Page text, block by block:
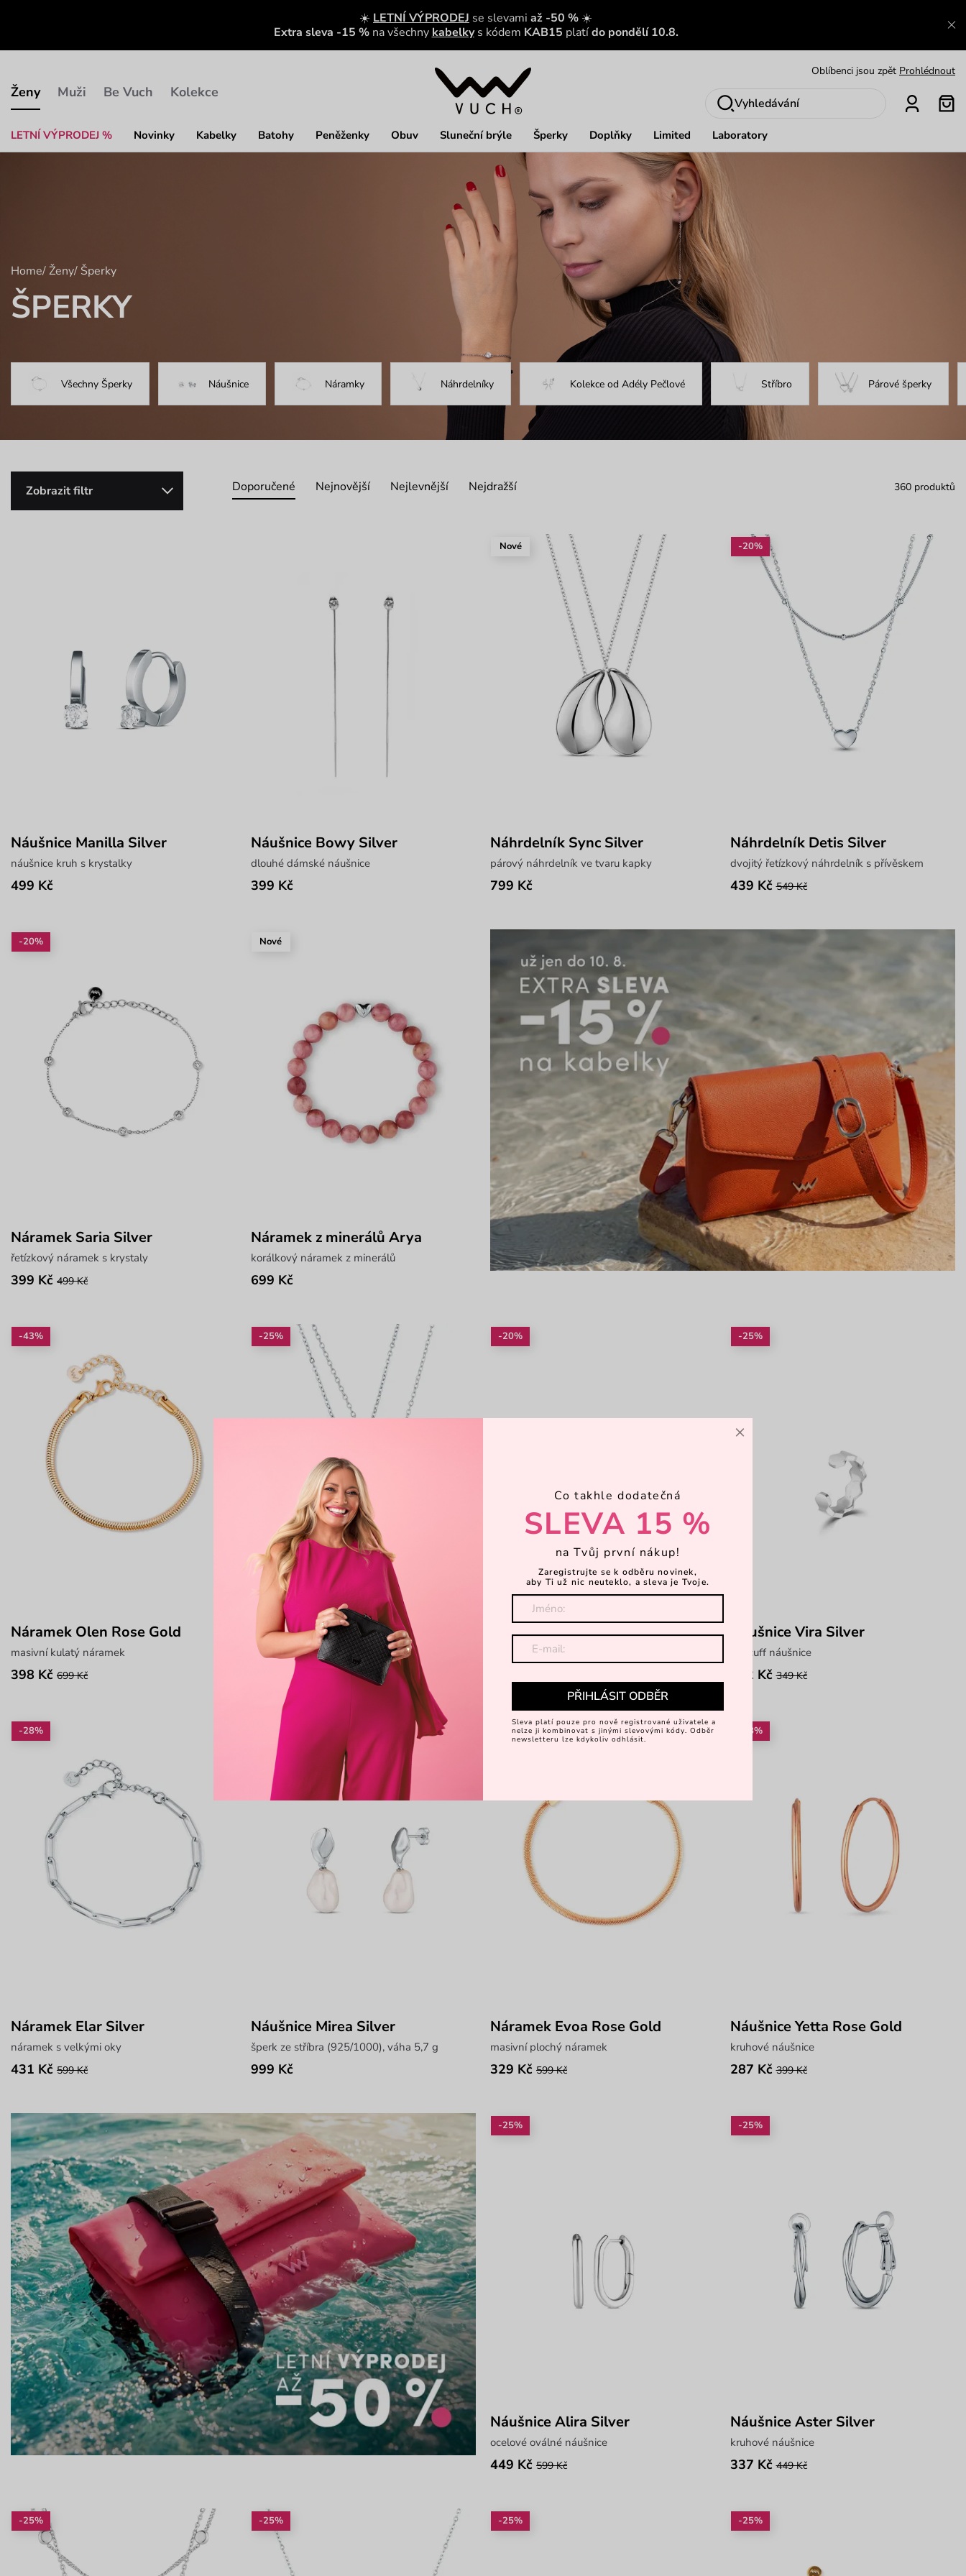
☀️ LETNÍ VÝPRODEJ se slevami až -50 % ☀️
Extra sleva -15 % na všechny kabelky s kódem KAB15 platído pondělí 10.8.
Ženy
LETNÍ VÝPRODEJ % Novinky Kabelky Batohy Peněženky Obuv Sluneční brýle Šperky Doplňky Limited Laboratory
Muži Be Vuch Kolekce
Oblíbenci jsou zpět Prohlédnout
Nech se inspirovat Ukázat
Vyhledávání
Home/Ženy/ Šperky
ŠPERKY
Všechny Šperky Náušnice Náramky Náhrdelníky Kolekce od Adély Pečlové Stříbro Párové šperky
Zobrazit filtr Doporučené Nejnovější Nejlevnější Nejdražší 360 produktů
Náušnice Manilla Silver
náušnice kruh s krystalky
499 Kč
Náušnice Bowy Silver
dlouhé dámské náušnice
399 Kč
Nové
Náhrdelník Sync Silver
párový náhrdelník ve tvaru kapky
799 Kč
-20%
Náhrdelník Detis Silver
dvojitý řetízkový náhrdelník s přívěskem
439 Kč 549 Kč
-20%
Náramek Saria Silver
řetízkový náramek s krystaly
399 Kč 499 Kč
Nové
Náramek z minerálů Arya
korálkový náramek z minerálů
699 Kč
-43%
Náramek Olen Rose Gold
masivní kulatý náramek
398 Kč 699 Kč
-25%
Náhrdelník Lunara Silver
párový náhrdelník s motivem měsíce
674 Kč
-20%
Náušnice Kista Silver
náušnice propletené kroužky
-25%
Náušnice Vira Silver
ear cuff náušnice
262 Kč 349 Kč
-28%
Náramek Elar Silver
náramek s velkými oky
431 Kč 599 Kč
Nové
Náušnice Mirea Silver
šperk ze stříbra (925/1000), váha 5,7 g
999 Kč
-45%
Náramek Evoa Rose Gold
masivní plochý náramek
329 Kč 599 Kč
-28%
Náušnice Yetta Rose Gold
kruhové náušnice
287 Kč 399 Kč
-25%
Náušnice Alira Silver
ocelové oválné náušnice
449 Kč 599 Kč
-25%
Náušnice Aster Silver
kruhové náušnice
337 Kč 449 Kč
-25% -25% -25% -25%
×
Co takhle dodatečná
SLEVA 15 %
na Tvůj první nákup!
Zaregistrujte se k odběru novinek,
aby Ti už nic neuteklo, a sleva je Tvoje.
PŘIHLÁSIT ODBĚR
Sleva platí pouze pro nově registrované uživatele a
nelze ji kombinovat s jinými slevovými kódy. Odběr
newsletteru lze kdykoliv odhlásit.